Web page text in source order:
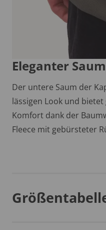
Eleganter Saum
Der untere Saum der
lässigen Look und
Komfort dank der
Fleece mit gebürsteter